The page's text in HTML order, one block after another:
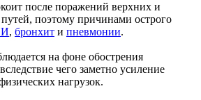
после поражений верхних и
поэтому причинами острого
, бронхит и пневмонии.
на фоне обострения
чего заметно усиление
нагрузок.